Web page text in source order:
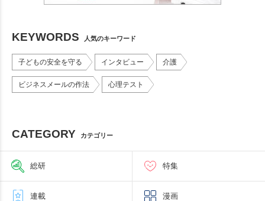
KEYWORDS 人気のキーワード
子どもの安全を守る インタビュー 介護
ビジネスメールの作法 心理テスト
CATEGORY カテゴリー
総研 特集
連載 漫画